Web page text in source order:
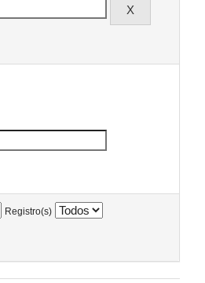
Registro(s)